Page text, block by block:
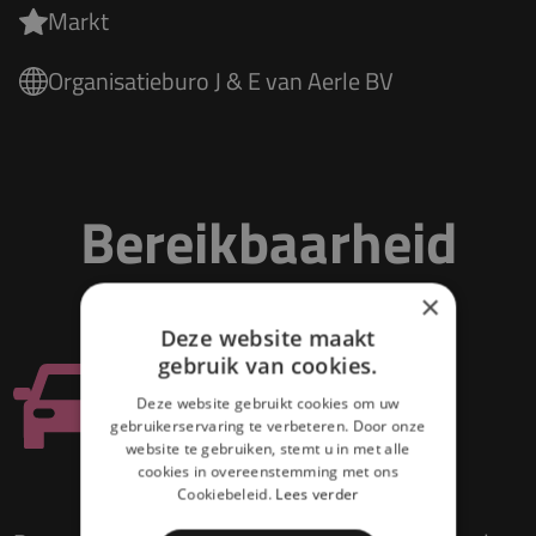
Markt
Organisatieburo J & E van Aerle BV
Bereikbaarheid
Auto
×
Deze website maakt
gebruik van cookies.
Deze website gebruikt cookies om uw
gebruikerservaring te verbeteren. Door onze
website te gebruiken, stemt u in met alle
cookies in overeenstemming met ons
Cookiebeleid. Lees verder